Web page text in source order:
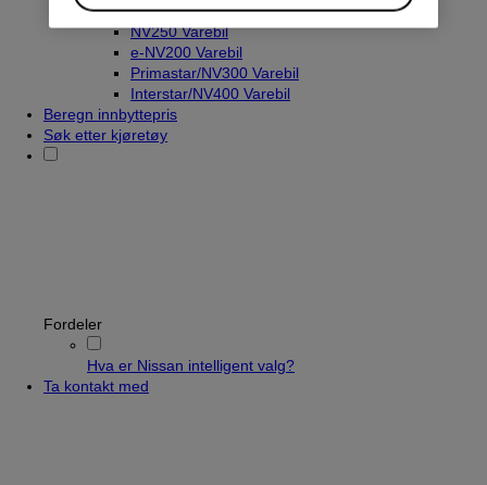
Townstar El-Varebil
NV250 Varebil
e-NV200 Varebil
Primastar/NV300 Varebil
Interstar/NV400 Varebil
Beregn innbyttepris
Søk etter kjøretøy
Fordeler
Hva er Nissan intelligent valg?
Ta kontakt med